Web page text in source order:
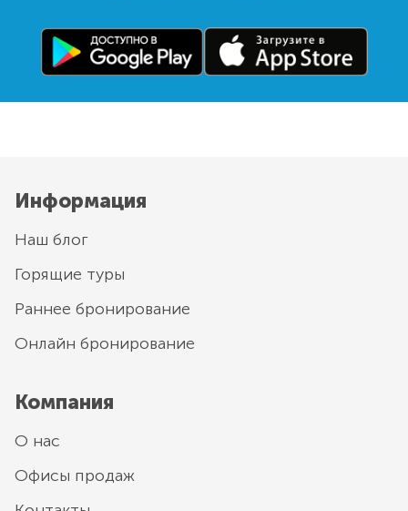
Информация
Наш блог
Горящие туры
Раннее бронирование
Онлайн бронирование
Компания
О нас
Офисы продаж